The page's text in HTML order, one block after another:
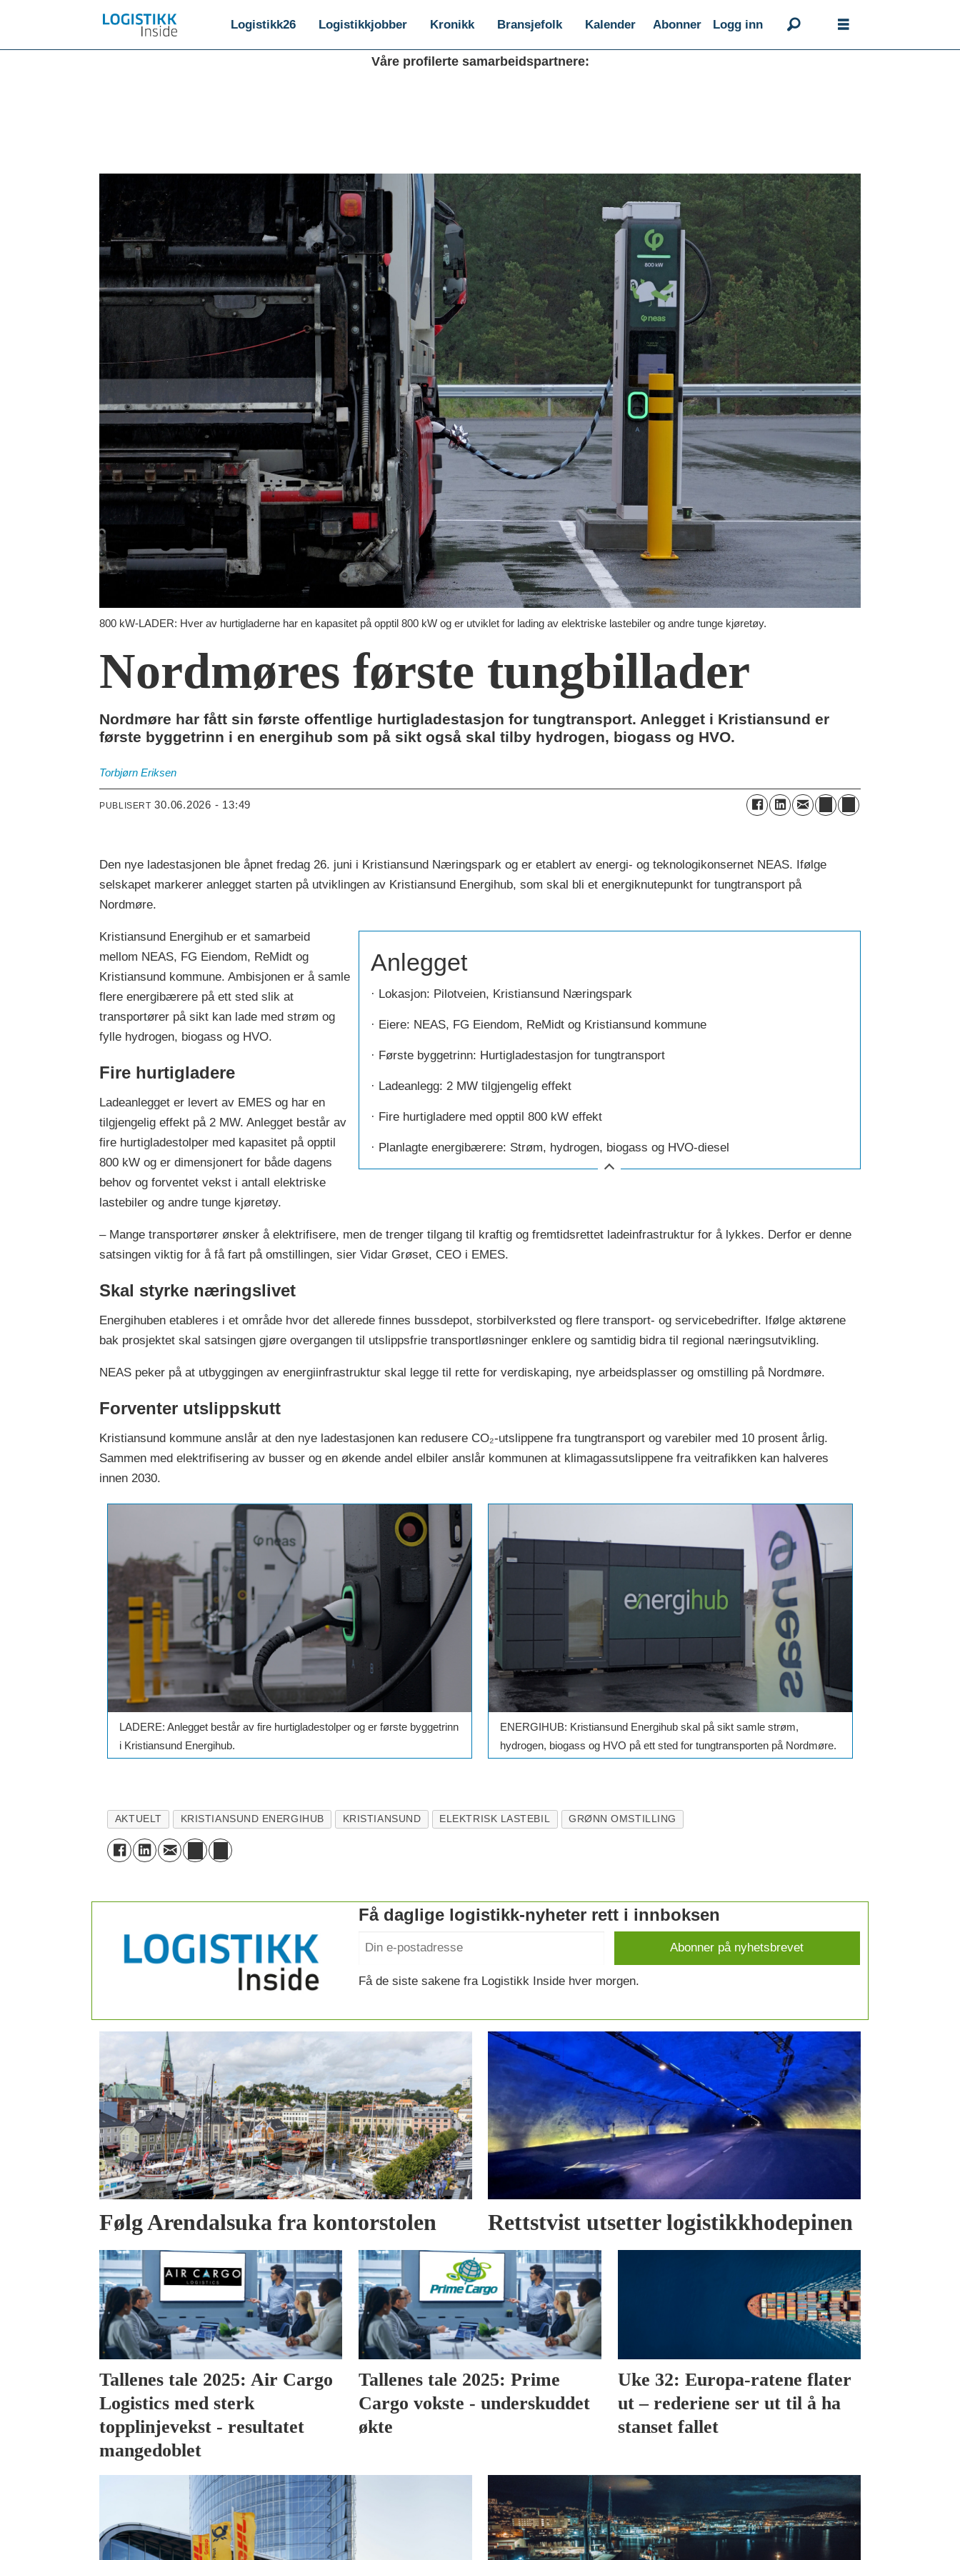
Logistikk26 Logistikkjobber Kronikk Bransjefolk Kalender Abonner Logg inn
Våre profilerte samarbeidspartnere:
800 kW-LADER: Hver av hurtigladerne har en kapasitet på opptil 800 kW og er utviklet for lading av elektriske lastebiler og andre tunge kjøretøy.
Nordmøres første tungbillader
Nordmøre har fått sin første offentlige hurtigladestasjon for tungtransport. Anlegget i Kristiansund er
første byggetrinn i en energihub som på sikt også skal tilby hydrogen, biogass og HVO.
Torbjørn Eriksen
PUBLISERT 30.06.2026 - 13:49
Den nye ladestasjonen ble åpnet fredag 26. juni i Kristiansund Næringspark og er etablert av energi- og teknologikonsernet NEAS. Ifølge
selskapet markerer anlegget starten på utviklingen av Kristiansund Energihub, som skal bli et energiknutepunkt for tungtransport på
Nordmøre.
Anlegget
· Lokasjon: Pilotveien, Kristiansund Næringspark
· Eiere: NEAS, FG Eiendom, ReMidt og Kristiansund kommune
· Første byggetrinn: Hurtigladestasjon for tungtransport
· Ladeanlegg: 2 MW tilgjengelig effekt
· Fire hurtigladere med opptil 800 kW effekt
· Planlagte energibærere: Strøm, hydrogen, biogass og HVO-diesel
Kristiansund Energihub er et samarbeid
mellom NEAS, FG Eiendom, ReMidt og
Kristiansund kommune. Ambisjonen er å samle
flere energibærere på ett sted slik at
transportører på sikt kan lade med strøm og
fylle hydrogen, biogass og HVO.
Fire hurtigladere
Ladeanlegget er levert av EMES og har en
tilgjengelig effekt på 2 MW. Anlegget består av
fire hurtigladestolper med kapasitet på opptil
800 kW og er dimensjonert for både dagens
behov og forventet vekst i antall elektriske
lastebiler og andre tunge kjøretøy.
– Mange transportører ønsker å elektrifisere, men de trenger tilgang til kraftig og fremtidsrettet ladeinfrastruktur for å lykkes. Derfor er denne
satsingen viktig for å få fart på omstillingen, sier Vidar Grøset, CEO i EMES.
Skal styrke næringslivet
Energihuben etableres i et område hvor det allerede finnes bussdepot, storbilverksted og flere transport- og servicebedrifter. Ifølge aktørene
bak prosjektet skal satsingen gjøre overgangen til utslippsfrie transportløsninger enklere og samtidig bidra til regional næringsutvikling.
NEAS peker på at utbyggingen av energiinfrastruktur skal legge til rette for verdiskaping, nye arbeidsplasser og omstilling på Nordmøre.
Forventer utslippskutt
Kristiansund kommune anslår at den nye ladestasjonen kan redusere CO₂-utslippene fra tungtransport og varebiler med 10 prosent årlig.
Sammen med elektrifisering av busser og en økende andel elbiler anslår kommunen at klimagassutslippene fra veitrafikken kan halveres
innen 2030.
LADERE: Anlegget består av fire hurtigladestolper og er første byggetrinn
i Kristiansund Energihub.
ENERGIHUB: Kristiansund Energihub skal på sikt samle strøm,
hydrogen, biogass og HVO på ett sted for tungtransporten på Nordmøre.
AKTUELT KRISTIANSUND ENERGIHUB KRISTIANSUND ELEKTRISK LASTEBIL GRØNN OMSTILLING
Få daglige logistikk-nyheter rett i innboksen
Få de siste sakene fra Logistikk Inside hver morgen.
Følg Arendalsuka fra kontorstolen Rettstvist utsetter logistikkhodepinen
Tallenes tale 2025: Air Cargo
Logistics med sterk
topplinjevekst - resultatet
mangedoblet
Tallenes tale 2025: Prime
Cargo vokste - underskuddet
økte
Uke 32: Europa-ratene flater
ut – rederiene ser ut til å ha
stanset fallet